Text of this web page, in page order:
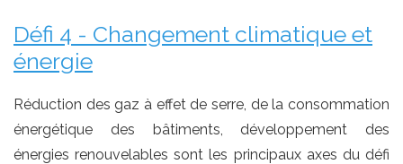
Défi 4 - Changement climatique et
énergie
Réduction des gaz à effet de serre, de la consommation
énergétique des bâtiments, développement des
énergies renouvelables sont les principaux axes du défi